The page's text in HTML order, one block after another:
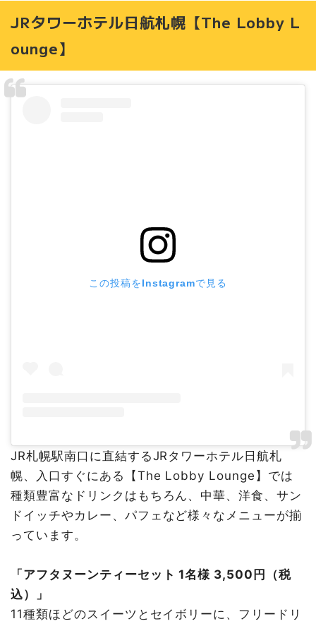
JRタワーホテル日航札幌【The Lobby L
ounge】
この投稿をInstagramで見る
JR札幌駅南口に直結するJRタワーホテル日航札
幌、入口すぐにある【The Lobby Lounge】では
種類豊富なドリンクはもちろん、中華、洋食、サン
ドイッチやカレー、パフェなど様々なメニューが揃
っています。
「アフタヌーンティーセット 1名様 3,500円（税
込）」
11種類ほどのスイーツとセイボリーに、フリードリ